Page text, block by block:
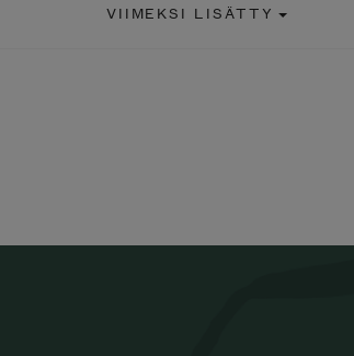
VIIMEKSI LISÄTTY